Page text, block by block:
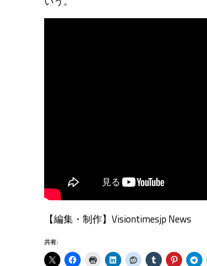
【編集・制作】Visiontimesjp News
共有: